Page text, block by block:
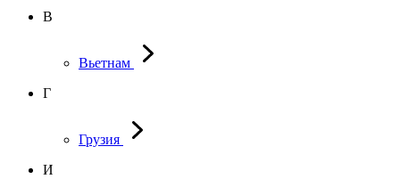
В
Вьетнам
Г
Грузия
И